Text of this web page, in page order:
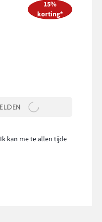
15%
korting*
kan me te allen tijde